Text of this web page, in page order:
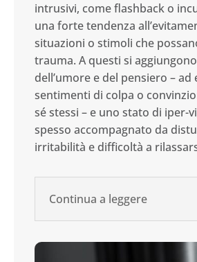
intrusivi, come flashback o
una forte tendenza
situazioni o stimoli che
trauma. A questi si
dell’umore e del pensiero – ad
sentimenti di colpa o
sé stessi – e uno stato di iper-
spesso accompagnato da
irritabilità e difficoltà a
Continua a leggere